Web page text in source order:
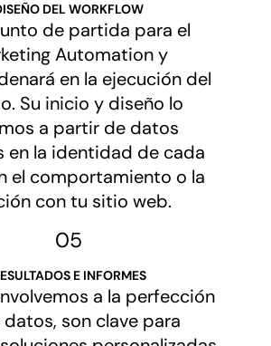
DEL WORKFLOW
de partida para el
Automation y
en la ejecución del
Su inicio y diseño lo
a partir de datos
en la identidad de cada
el comportamiento o la
con tu sitio web.
05
E INFORMES
a la perfección
son clave para